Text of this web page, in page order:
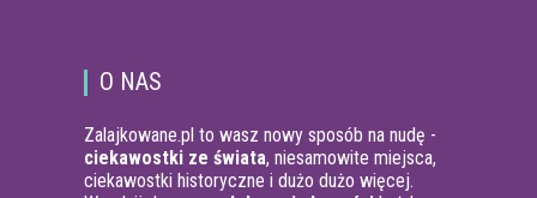
O NAS
Zalajkowane.pl to wasz nowy sposób na nudę -
ciekawostki ze świata, niesamowite miejsca,
ciekawostki historyczne i dużo dużo więcej.